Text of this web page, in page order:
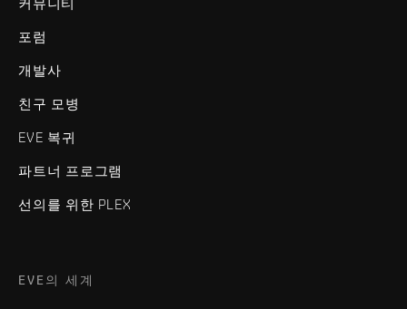
커뮤니티
포럼
개발사
친구 모병
EVE 복귀
파트너 프로그램
선의를 위한 PLEX
EVE의 세계